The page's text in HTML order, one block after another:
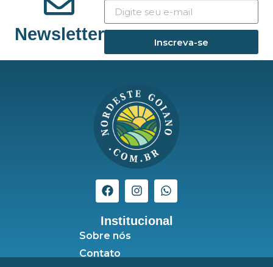
Newsletter Inscreva-se
Institucional
Sobre nós
Contato